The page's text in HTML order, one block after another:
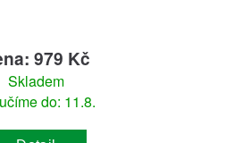
979 Kč
Skladem
do: 11.8.